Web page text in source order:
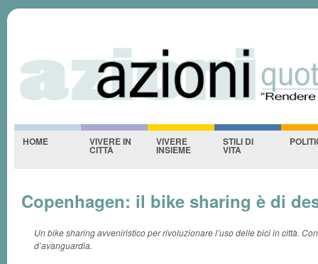
Azioniquotidiane
HOME VIVERE IN
CITTÀ
VIVERE
INSIEME
STILI DI
VITA
Copenhagen: il bike sharing è di
Un bike sharing avveniristico per rivoluzionare l’uso delle bici in città.
d’avanguardia.